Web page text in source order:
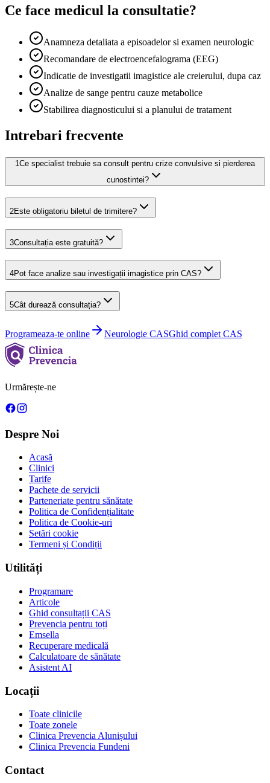
Ce face medicul la consultatie?
Anamneza detaliata a episoadelor si examen neurologic
Recomandare de electroencefalograma (EEG)
Indicatie de investigatii imagistice ale creierului, dupa caz
Analize de sange pentru cauze metabolice
Stabilirea diagnosticului si a planului de tratament
Intrebari frecvente
1Ce specialist trebuie sa consult pentru crize convulsive si pierderea
cunostintei?
2Este obligatoriu biletul de trimitere?
3Consultația este gratuită?
4Pot face analize sau investigații imagistice prin CAS?
5Cât durează consultația?
Programeaza-te online Neurologie CASGhid complet CAS
Urmărește-ne
Despre Noi
Acasă
Clinici
Tarife
Pachete de servicii
Parteneriate pentru sănătate
Politica de Confidențialitate
Politica de Cookie-uri
Setări cookie
Termeni și Condiții
Utilități
Programare
Articole
Ghid consultații CAS
Prevencia pentru toți
Emsella
Recuperare medicală
Calculatoare de sănătate
Asistent AI
Locații
Toate clinicile
Toate zonele
Clinica Prevencia Alunișului
Clinica Prevencia Fundeni
Contact